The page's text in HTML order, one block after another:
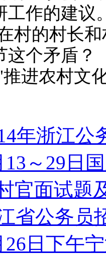
工作的建议
村的村长
个矛盾？
进农村文
年浙江公
13～29日
官面试题
省公务员
26日下午